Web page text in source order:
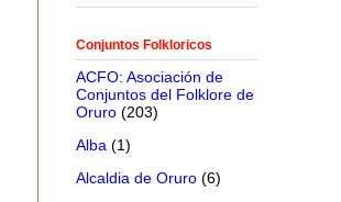
Conjuntos Folkloricos
ACFO: Asociación de
Conjuntos del Folklore de
Oruro (203)
Alba (1)
Alcaldia de Oruro (6)